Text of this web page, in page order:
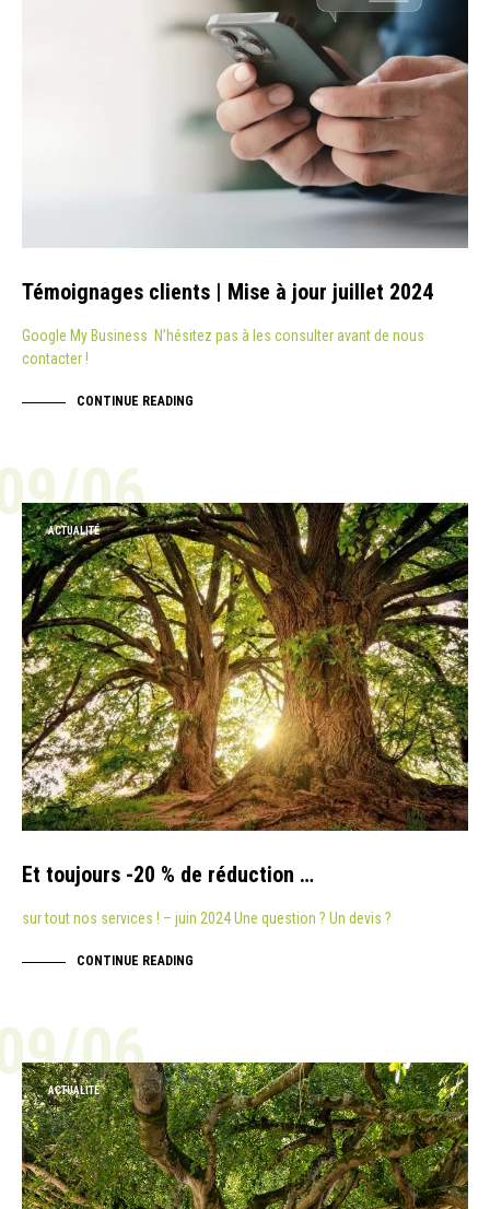
Témoignages clients | Mise à jour juillet 2024
Google My Business N’hésitez pas à les consulter avant de nous
contacter !
CONTINUE READING
06
ACTUALITÉ
Et toujours -20 % de réduction …
sur tout nos services ! – juin 2024 Une question ? Un devis ?
CONTINUE READING
06
ACTUALITÉ